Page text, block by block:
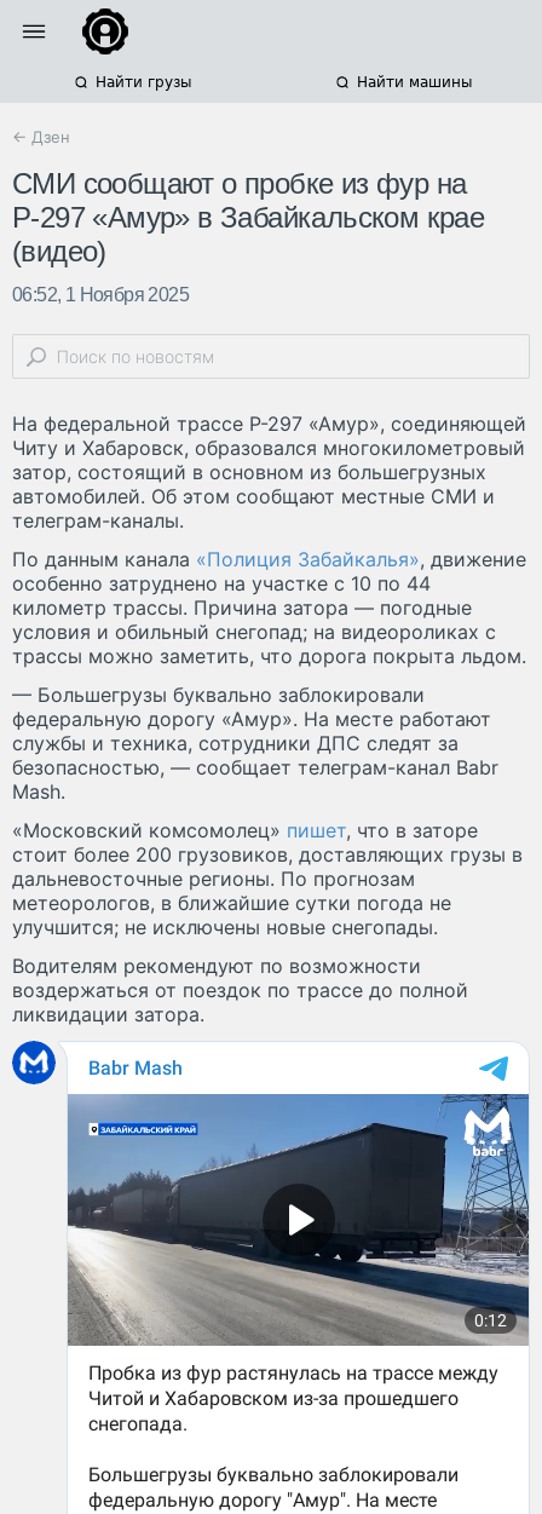
Найти грузы Найти машины
← Дзен
СМИ сообщают о пробке из фур на
Р-297 «Амур» в Забайкальском крае
(видео)
06:52, 1 Ноября 2025
На федеральной трассе Р-297 «Амур», соединяющей
Читу и Хабаровск, образовался многокилометровый
затор, состоящий в основном из большегрузных
автомобилей. Об этом сообщают местные СМИ и
телеграм-каналы.
По данным канала «Полиция Забайкалья», движение
особенно затруднено на участке с 10 по 44
километр трассы. Причина затора — погодные
условия и обильный снегопад; на видеороликах с
трассы можно заметить, что дорога покрыта льдом.
— Большегрузы буквально заблокировали
федеральную дорогу «Амур». На месте работают
службы и техника, сотрудники ДПС следят за
безопасностью, — сообщает телеграм-канал Babr
Mash.
«Московский комсомолец» пишет, что в заторе
стоит более 200 грузовиков, доставляющих грузы в
дальневосточные регионы. По прогнозам
метеорологов, в ближайшие сутки погода не
улучшится; не исключены новые снегопады.
Водителям рекомендуют по возможности
воздержаться от поездок по трассе до полной
ликвидации затора.